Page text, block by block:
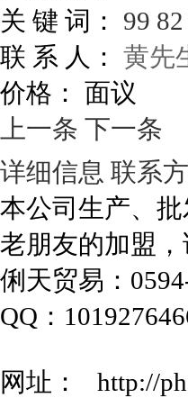
关 键 词：
99 82
联 系 人： 黄先
价格： 面议
上一条 下一条
详细信息 联系
本公司生产、批
老朋友的加盟，
俐天贸易：
QQ：
网址： http://